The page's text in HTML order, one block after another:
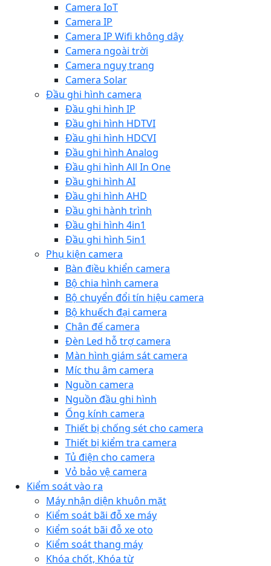
Camera IoT
Camera IP
Camera IP Wifi không dây
Camera ngoài trời
Camera nguỵ trang
Camera Solar
Đầu ghi hình camera
Đầu ghi hình IP
Đầu ghi hình HDTVI
Đầu ghi hình HDCVI
Đầu ghi hình Analog
Đầu ghi hình All In One
Đầu ghi hình AI
Đầu ghi hình AHD
Đầu ghi hành trình
Đầu ghi hình 4in1
Đầu ghi hình 5in1
Phụ kiện camera
Bàn điều khiển camera
Bộ chia hình camera
Bộ chuyển đổi tín hiệu camera
Bộ khuếch đại camera
Chân đế camera
Đèn Led hỗ trợ camera
Màn hình giám sát camera
Míc thu âm camera
Nguồn camera
Nguồn đầu ghi hình
Ống kính camera
Thiết bị chống sét cho camera
Thiết bị kiểm tra camera
Tủ điện cho camera
Vỏ bảo vệ camera
Kiểm soát vào ra
Máy nhận diện khuôn mặt
Kiểm soát bãi đỗ xe máy
Kiểm soát bãi đỗ xe oto
Kiểm soát thang máy
Khóa chốt, Khóa từ